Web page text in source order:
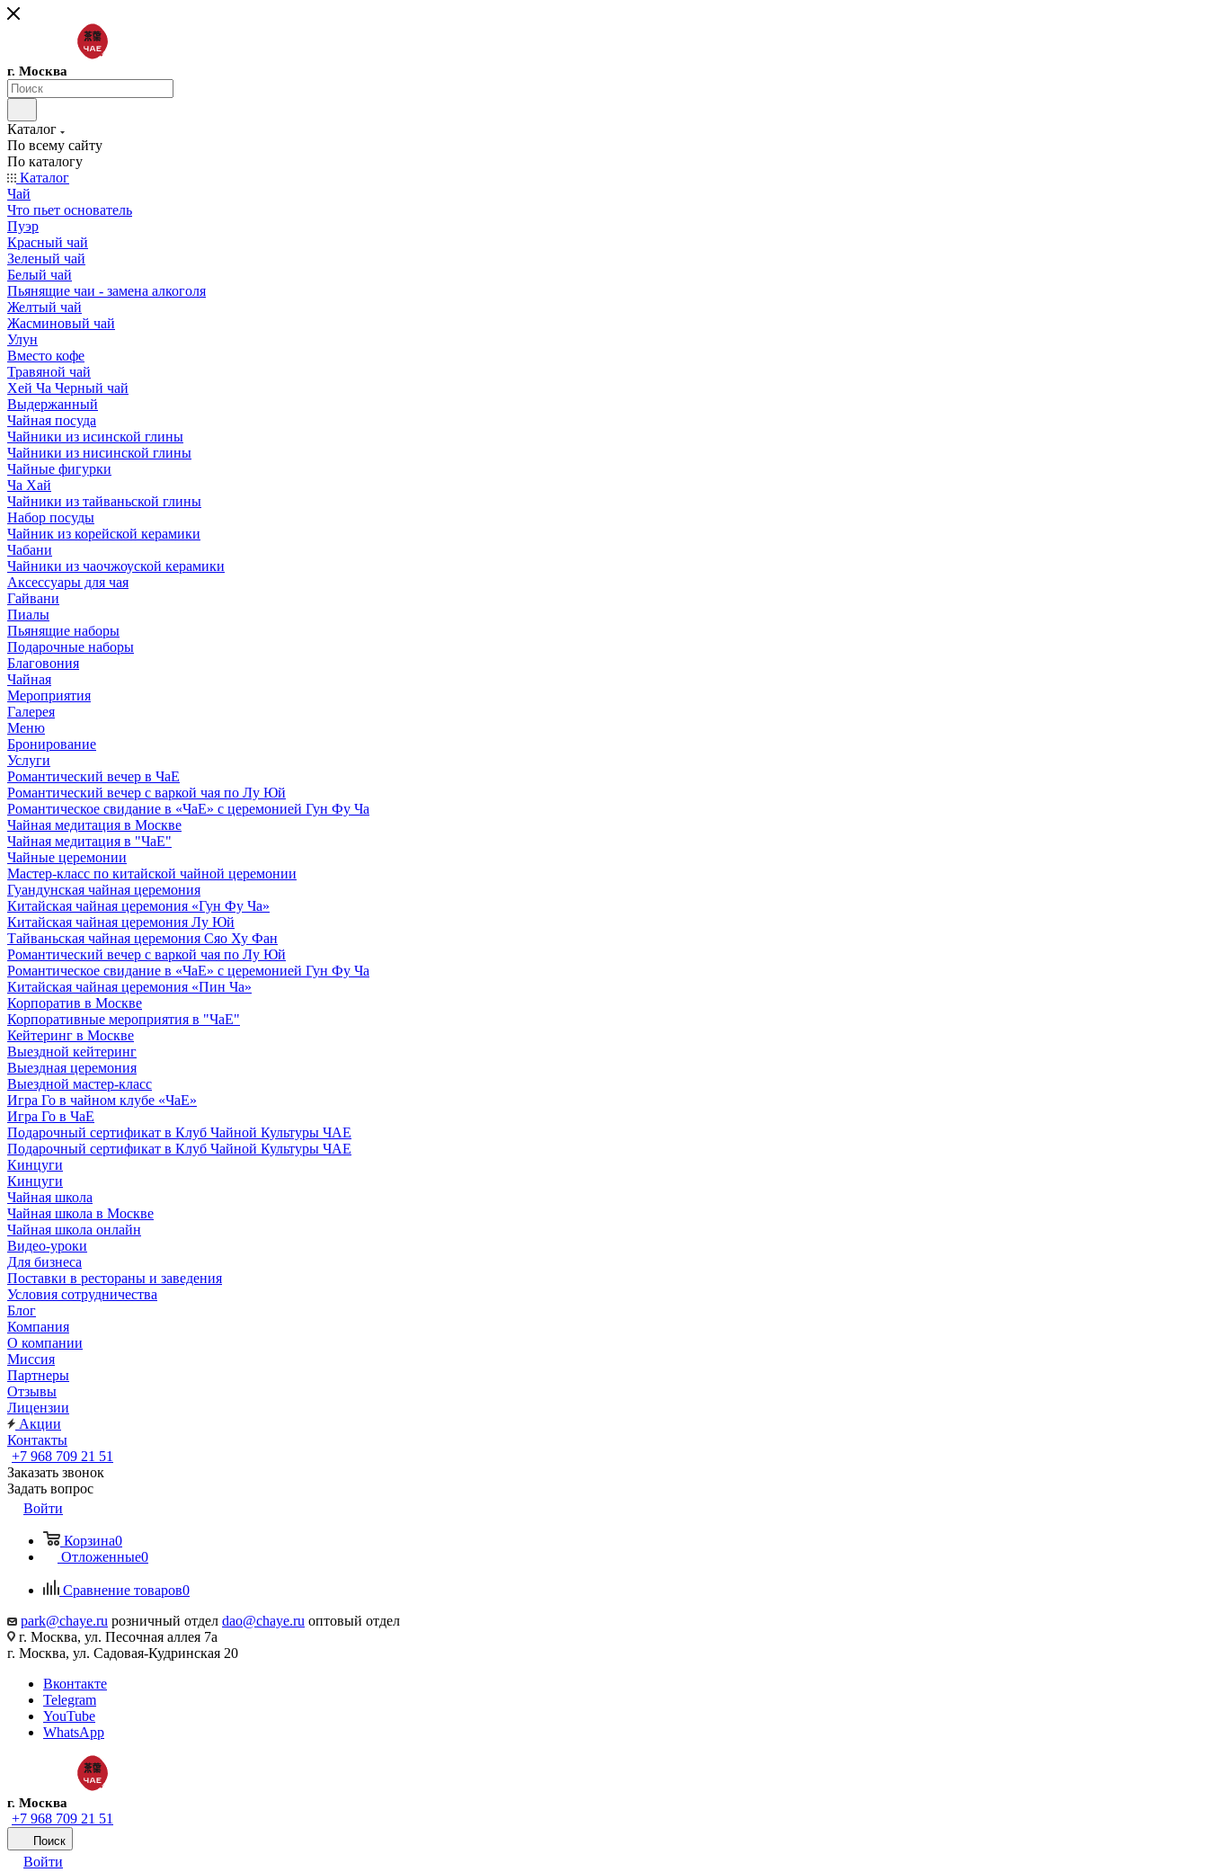
г. Москва
Каталог
По всему сайту
По каталогу
Каталог
Чай
Что пьет основатель
Пуэр
Красный чай
Зеленый чай
Белый чай
Пьянящие чаи - замена алкоголя
Желтый чай
Жасминовый чай
Улун
Вместо кофе
Травяной чай
Хей Ча Черный чай
Выдержанный
Чайная посуда
Чайники из исинской глины
Чайники из нисинской глины
Чайные фигурки
Ча Хай
Чайники из тайваньской глины
Набор посуды
Чайник из корейской керамики
Чабани
Чайники из чаочжоуской керамики
Аксессуары для чая
Гайвани
Пиалы
Пьянящие наборы
Подарочные наборы
Благовония
Чайная
Мероприятия
Галерея
Меню
Бронирование
Услуги
Романтический вечер в ЧаЕ
Романтический вечер с варкой чая по Лу Юй
Романтическое свидание в «ЧаЕ» с церемонией Гун Фу Ча
Чайная медитация в Москве
Чайная медитация в "ЧаЕ"
Чайные церемонии
Мастер-класс по китайской чайной церемонии
Гуандунская чайная церемония
Китайская чайная церемония «Гун Фу Ча»
Китайская чайная церемония Лу Юй
Тайваньская чайная церемония Сяо Ху Фан
Романтический вечер с варкой чая по Лу Юй
Романтическое свидание в «ЧаЕ» с церемонией Гун Фу Ча
Китайская чайная церемония «Пин Ча»
Корпоратив в Москве
Корпоративные мероприятия в "ЧаЕ"
Кейтеринг в Москве
Выездной кейтеринг
Выездная церемония
Выездной мастер-класс
Игра Го в чайном клубе «ЧаЕ»
Игра Го в ЧаЕ
Подарочный сертификат в Клуб Чайной Культуры ЧАЕ
Подарочный сертификат в Клуб Чайной Культуры ЧАЕ
Кинцуги
Кинцуги
Чайная школа
Чайная школа в Москве
Чайная школа онлайн
Видео-уроки
Для бизнеса
Поставки в рестораны и заведения
Условия сотрудничества
Блог
Компания
О компании
Миссия
Партнеры
Отзывы
Лицензии
Акции
Контакты
+7 968 709 21 51
Заказать звонок
Задать вопрос
Войти
Корзина0
Отложенные0
Сравнение товаров0
park@chaye.ru розничный отдел dao@chaye.ru оптовый отдел
г. Москва, ул. Песочная аллея 7а
г. Москва, ул. Садовая-Кудринская 20
Вконтакте
Telegram
YouTube
WhatsApp
г. Москва
+7 968 709 21 51
Поиск
Войти